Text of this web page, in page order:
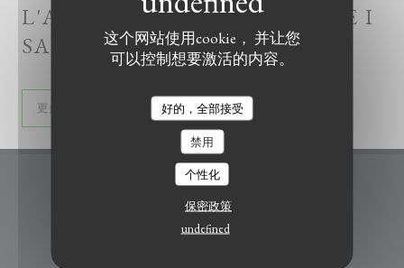
这个网站使用cookie， 并让您
可以控制想要激活的内容。
好的，全部接受
禁用
个性化
保密政策
undefined
L'AMOUR À LA NAPOLITAINE I
SAINT VALENTIN 2025
更多信息 ((在新窗口中打开))
I Belli di Napoli
9 Rue de Penthièvre 92330 SCEAUX